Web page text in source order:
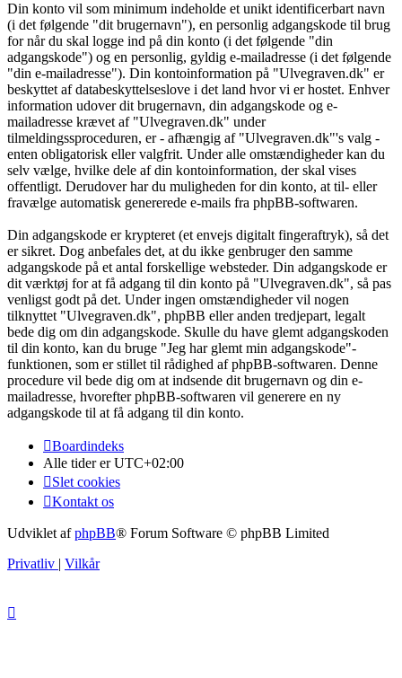
Din konto vil som minimum indeholde et unikt identificerbart navn
(i det følgende "dit brugernavn"), en personlig adgangskode til brug
for når du skal logge ind på din konto (i det følgende "din
adgangskode") og en personlig, gyldig e-mailadresse (i det følgende
"din e-mailadresse"). Din kontoinformation på "Ulvegraven.dk" er
beskyttet af databeskyttelseslove i det land hvor vi er hostet. Enhver
information udover dit brugernavn, din adgangskode og e-
mailadresse krævet af "Ulvegraven.dk" under
tilmeldingssproceduren, er - afhængig af "Ulvegraven.dk"'s valg -
enten obligatorisk eller valgfrit. Under alle omstændigheder kan du
selv vælge, hvilke dele af din kontoinformation, der skal vises
offentligt. Derudover har du muligheden for din konto, at til- eller
fravælge automatisk genererede e-mails fra phpBB-softwaren.
Din adgangskode er krypteret (et envejs digitalt fingeraftryk), så det
er sikret. Dog anbefales det, at du ikke genbruger den samme
adgangskode på et antal forskellige websteder. Din adgangskode er
dit værktøj for at få adgang til din konto på "Ulvegraven.dk", så pas
venligst godt på det. Under ingen omstændigheder vil nogen
tilknyttet "Ulvegraven.dk", phpBB eller anden tredjepart, legalt
bede dig om din adgangskode. Skulle du have glemt adgangskoden
til din konto, kan du bruge "Jeg har glemt min adgangskode"-
funktionen, som er stillet til rådighed af phpBB-softwaren. Denne
procedure vil bede dig om at indsende dit brugernavn og din e-
mailadresse, hvorefter phpBB-softwaren vil generere en ny
adgangskode til at få adgang til din konto.
Boardindeks
Alle tider erUTC+02:00
Slet cookies
Kontakt os
Udviklet afphpBB® Forum Software © phpBB Limited
Privatliv | Vilkår